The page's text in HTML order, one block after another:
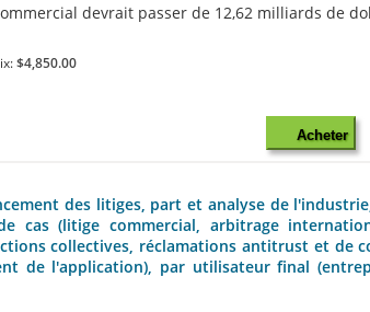
devrait passer de 12,62 milliards de
$4,850.00
Acheter
des litiges, part et analyse de
cas (litige commercial, arbitrage
collectives, réclamations antitrust et de
de l'application), par utilisateur final